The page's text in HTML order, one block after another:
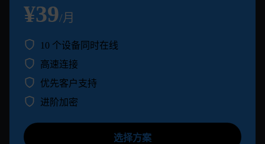
¥39/月
10 个设备同时在线
高速连接
优先客户支持
进阶加密
选择方案